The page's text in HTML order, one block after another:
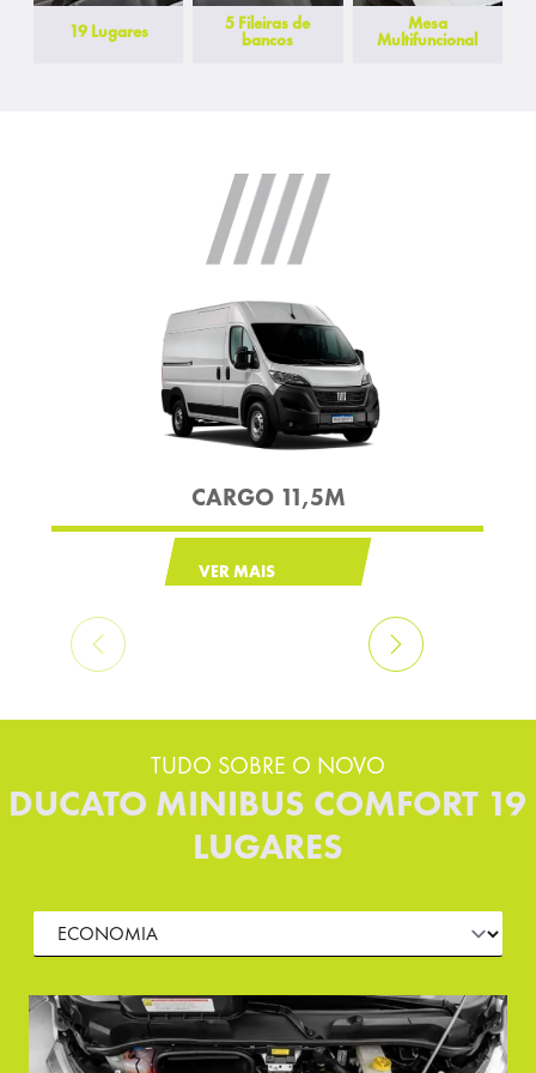
19 Lugares
5 Fileiras de
bancos
Mesa
Multifuncional
CARGO 11,5M
VER MAIS
TUDO SOBRE O NOVO
DUCATO MINIBUS COMFORT 19
LUGARES